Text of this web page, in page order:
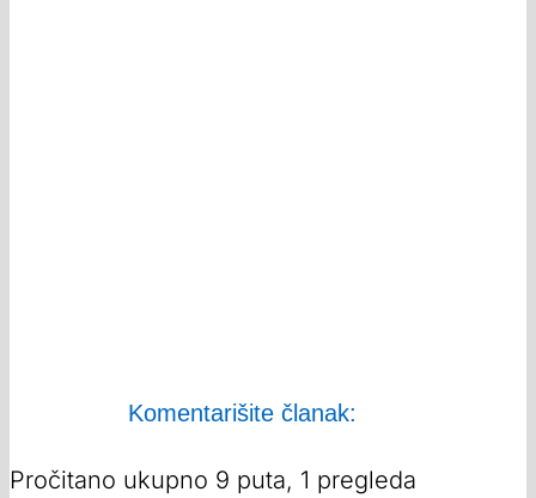
Komentarišite članak:
Pročitano ukupno 9 puta, 1 pregleda